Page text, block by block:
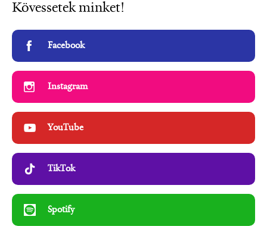
Kövessetek minket!
Facebook
Instagram
YouTube
TikTok
Spotify